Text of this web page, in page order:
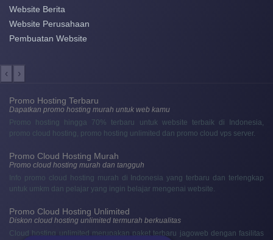
Website Berita
Website Perusahaan
Pembuatan Website
‹ ›
Promo Hosting Terbaru
Dapatkan promo hosting murah untuk web kamu
Promo hosting hingga 70% terbaru untuk website terbaik di Indonesia,
promo cloud hosting, promo hosting unlimited dan promo cloud vps server.
Promo Cloud Hosting Murah
Promo cloud hosting murah dan tangguh
Info promo cloud hosting murah di Indonesia yang terbaru dan terlengkap
untuk umkm dan pelajar yang ingin belajar mengenai website.
Promo Cloud Hosting Unlimited
Diskon cloud hosting unlimited termurah berkualitas
Cloud hosting unlimited merupakan paket terbaru jagoweb dengan fasilitas